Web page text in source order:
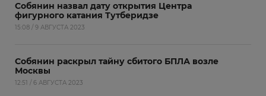
Собянин назвал дату открытия Центра
фигурного катания Тутберидзе
15:08 / 9 АВГУСТА 2023
Собянин раскрыл тайну сбитого БПЛА возле
Москвы
12:51 / 6 АВГУСТА 2023